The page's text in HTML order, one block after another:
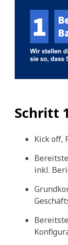
Schritt 1
Kick off,
inkl.